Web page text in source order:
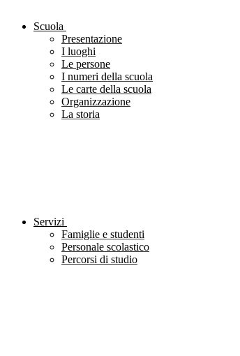
Scuola
Presentazione
I luoghi
Le persone
I numeri della scuola
Le carte della scuola
Organizzazione
La storia
Servizi
Famiglie e studenti
Personale scolastico
Percorsi di studio